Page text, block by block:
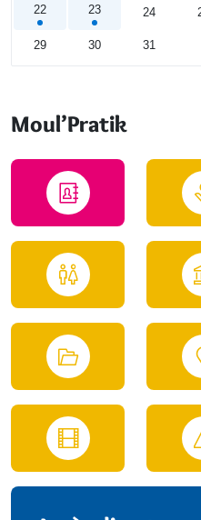
22 23 24
29 30 31
Moul’Pratik